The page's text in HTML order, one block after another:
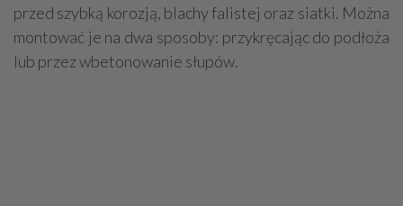
przed szybką korozją, blachy falistej oraz siatki. Można
montować je na dwa sposoby: przykręcając do podłoża
lub przez wbetonowanie słupów.